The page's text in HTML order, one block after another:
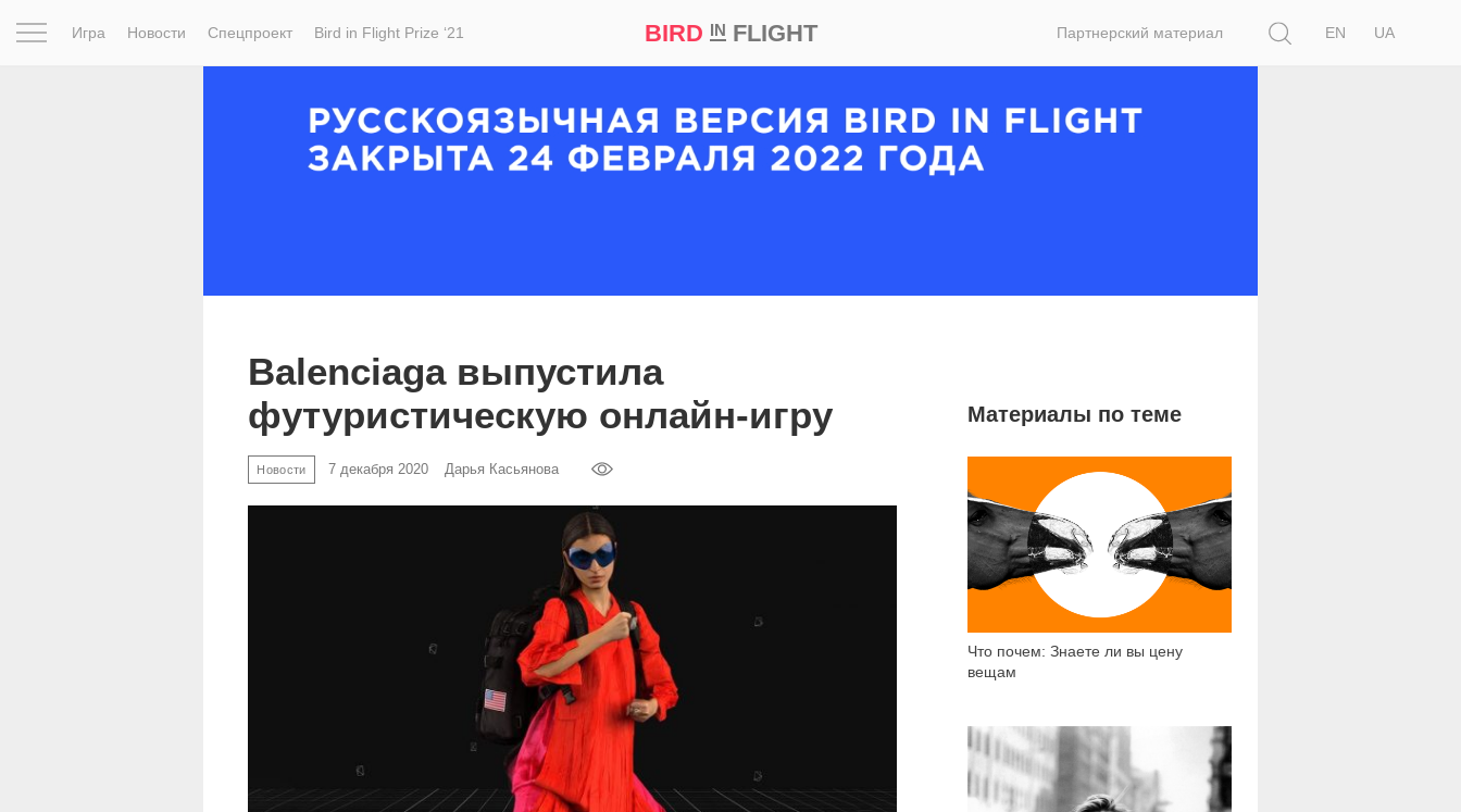
Игра Новости Спецпроект Bird in Flight Prize ‘21 BIRD INFLIGHT Партнерский материал
EN
UA
Balenciaga выпустила
футуристическую онлайн-игру
Новости 7 декабря 2020 Дарья Касьянова
Материалы по теме
Что почем: Знаете ли вы цену
вещам
23 182
12 492